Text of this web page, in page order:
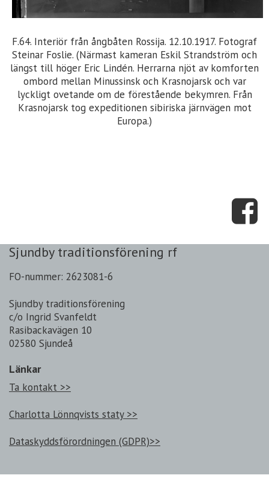
F.64. Interiör från ångbåten Rossija. 12.10.1917. Fotograf
Steinar Foslie. (Närmast kameran Eskil Strandström och
längst till höger Eric Lindén. Herrarna njöt av komforten
ombord mellan Minussinsk och Krasnojarsk och var
lyckligt ovetande om de förestående bekymren. Från
Krasnojarsk tog expeditionen sibiriska järnvägen mot
Europa.)
Sjundby traditionsförening rf
FO-nummer: 2623081-6
Sjundby traditionsförening
c/o Ingrid Svanfeldt
Rasibackavägen 10
02580 Sjundeå
Länkar
Ta kontakt >>
Charlotta Lönnqvists staty >>
Dataskyddsförordningen (GDPR)>>